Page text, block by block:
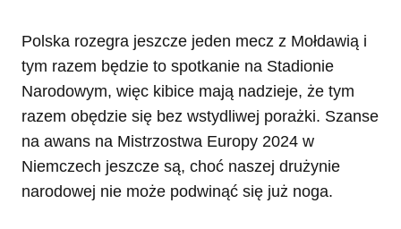
Polska rozegra jeszcze jeden mecz z Mołdawią i
tym razem będzie to spotkanie na Stadionie
Narodowym, więc kibice mają nadzieje, że tym
razem obędzie się bez wstydliwej porażki. Szanse
na awans na Mistrzostwa Europy 2024 w
Niemczech jeszcze są, choć naszej drużynie
narodowej nie może podwinąć się już noga.